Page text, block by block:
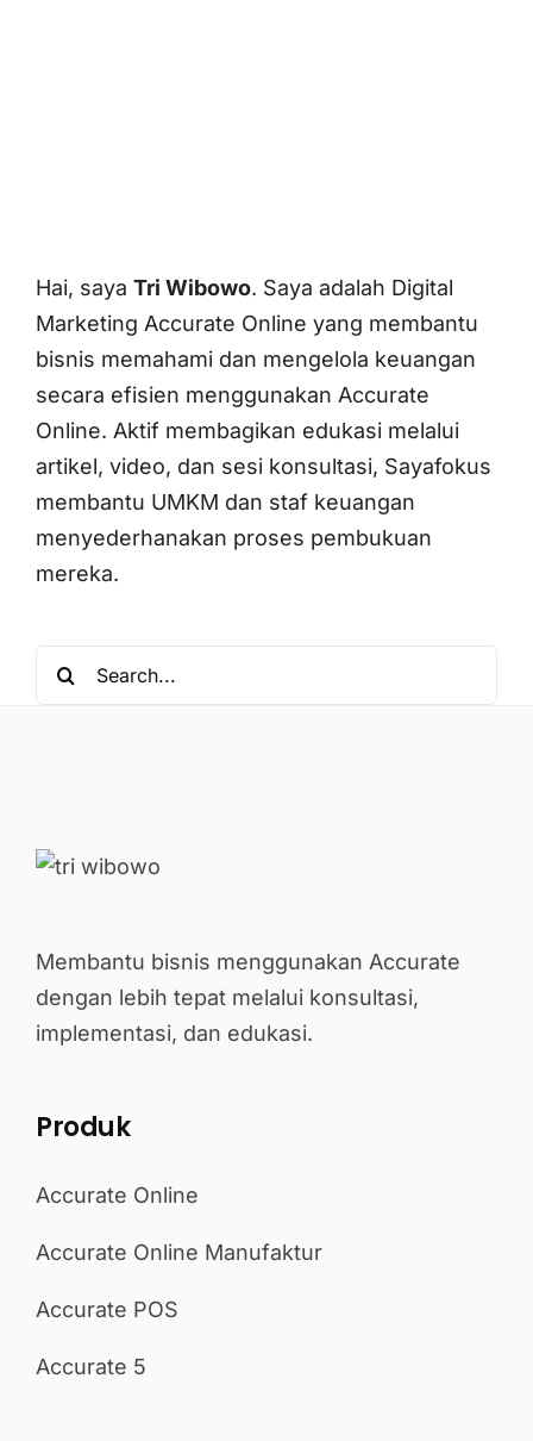
Hai, saya Tri Wibowo. Saya adalah Digital
Marketing Accurate Online yang membantu
bisnis memahami dan mengelola keuangan
secara efisien menggunakan Accurate
Online. Aktif membagikan edukasi melalui
artikel, video, dan sesi konsultasi, Sayafokus
membantu UMKM dan staf keuangan
menyederhanakan proses pembukuan
mereka.
Search
Membantu bisnis menggunakan Accurate
dengan lebih tepat melalui konsultasi,
implementasi, dan edukasi.
Produk
Accurate Online
Accurate Online Manufaktur
Accurate POS
Accurate 5